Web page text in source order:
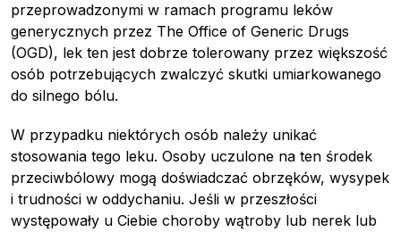
przeprowadzonymi w ramach programu leków
generycznych przez The Office of Generic Drugs
(OGD), lek ten jest dobrze tolerowany przez większość
osób potrzebujących zwalczyć skutki umiarkowanego
do silnego bólu.
W przypadku niektórych osób należy unikać
stosowania tego leku. Osoby uczulone na ten środek
przeciwbólowy mogą doświadczać obrzęków, wysypek
i trudności w oddychaniu. Jeśli w przeszłości
występowały u Ciebie choroby wątroby lub nerek lub